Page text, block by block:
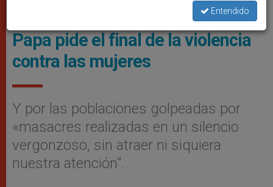
Festividad de la Asunción: el
Papa pide el final de la violencia
contra las mujeres
Y por las poblaciones golpeadas por
«masacres realizadas en un silencio
vergonzoso, sin atraer ni siquiera
nuestra atención”.
Entendido